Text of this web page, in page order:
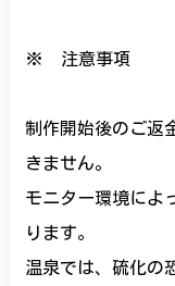
※ 注意事項
制作開始後のご返
きません。
モニター環境によ
ります。
温泉では、硫化の